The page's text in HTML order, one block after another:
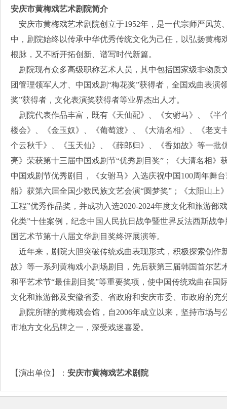
安庆市黄梅戏艺术剧院简介
安庆市黄梅戏艺术剧院创立于1952年，是一代宗师严凤英
中，剧院始终以传承中华优秀传统文化为己任，以弘扬黄梅
根脉，又不断开拓创新、谱写时代新篇。
剧院现有众多高级职称艺术人员，其中包括国家级非物质
团管理领军人才、中国戏剧“梅花奖”获得者，全国戏曲表演
奖”获得者，文化表演奖获得者等业界杰出人才。
剧院代表作品丰富，既有《天仙配》、《女驸马》、《半
楼会》、《金玉奴》、《葡萄渡》、《大清名相》、《老支
个云秋千》、《玉天仙》、《薛郎归》、《香如故》等一批
亮》荣获第十三届中国戏剧节“优秀剧目奖”；《大清名相》
中国戏剧节优秀剧目，《女驸马》入选庆祝中国100周年舞
船》获第六届全国少数民族文艺会演“圆梦奖”；《太阳山上
工程”优秀作品奖，并成功入选2020-2024年度文化和旅游部
化类”十佳案例，纪念中国人民抗日战争暨世界反法西斯战
国艺术节第十八届文华剧目奖终评展演等。
近年来，剧院大胆突破传统戏曲表现形式，积极探索创作
故》等一系列黄梅戏小剧场剧目，先后获第三届韩国首尔艺
和平艺术节“最佳剧目奖”等重要奖项，使中国传统戏曲在国
文化和旅游部及安徽省委、省政府和安庆市委、市政府的充
剧院所辖的黄梅戏会馆，自2006年成立以来，坚持市场与
市地方文化品牌之一，深受戏迷喜爱。
【演出单位】： 安庆市黄梅戏艺术剧院